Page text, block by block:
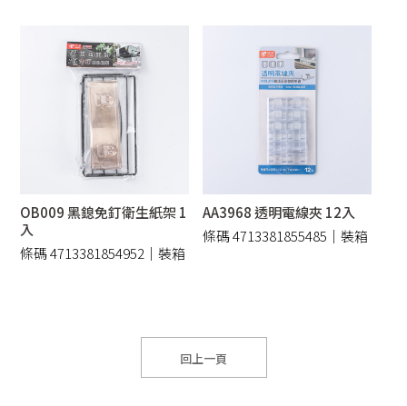
OB009 黑鎴免釘衛生紙架 1
入
條碼 4713381854952｜裝箱
AA3968 透明電線夾 12入
條碼 4713381855485｜裝箱
回上一頁